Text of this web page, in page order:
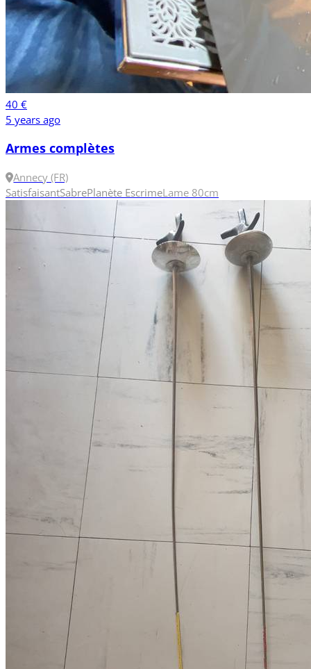
40 €
5 years ago
Armes complètes
Annecy (FR)
SatisfaisantSabrePlanète EscrimeLame 80cm